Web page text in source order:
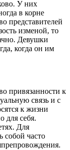
У них
в корне
представителей
изменой, то
Девушки
когда он им
привязанности к
связь и с
к жизни
для себя.
Для
собой часто